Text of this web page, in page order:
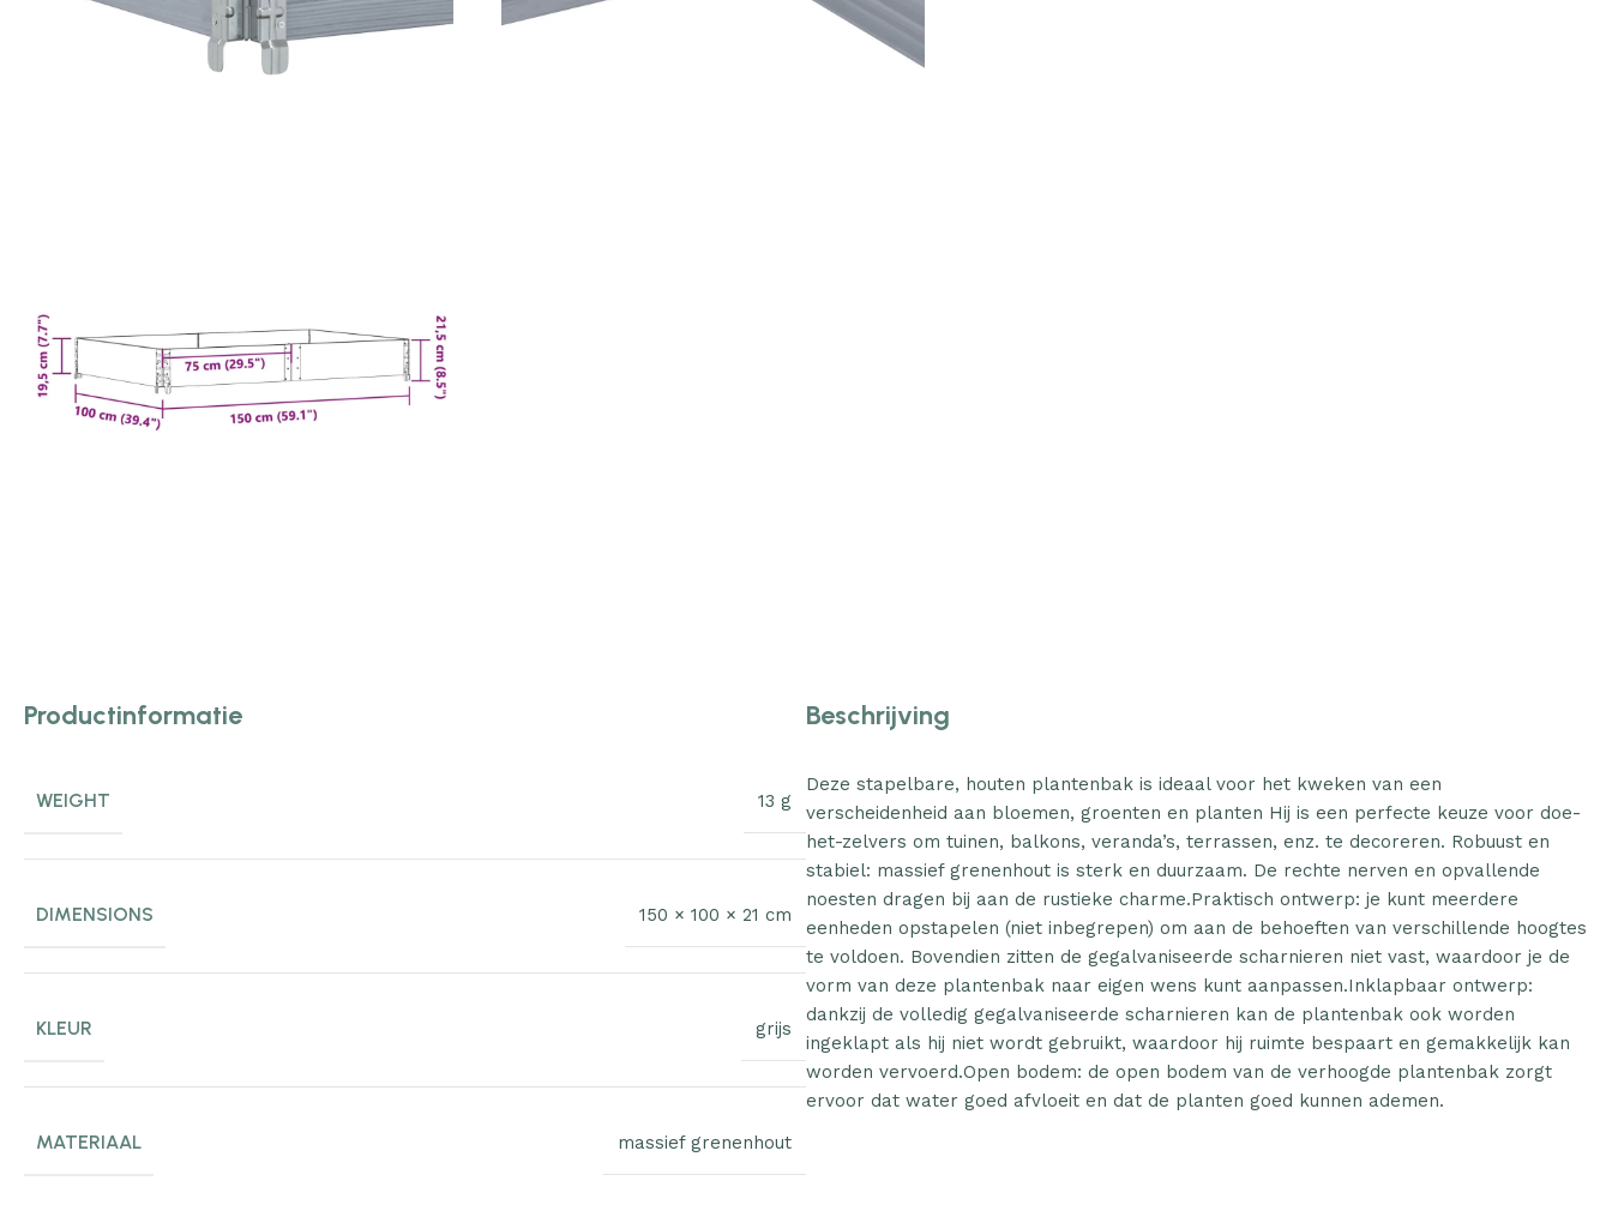
Productinformatie
WEIGHT 13 g
DIMENSIONS 150 × 100 × 21 cm
KLEUR grijs
MATERIAAL massief grenenhout
Beschrijving
Deze stapelbare, houten plantenbak is ideaal voor het kweken van een
verscheidenheid aan bloemen, groenten en planten Hij is een perfecte keuze voor doe-
het-zelvers om tuinen, balkons, veranda’s, terrassen, enz. te decoreren. Robuust en
stabiel: massief grenenhout is sterk en duurzaam. De rechte nerven en opvallende
noesten dragen bij aan de rustieke charme.Praktisch ontwerp: je kunt meerdere
eenheden opstapelen (niet inbegrepen) om aan de behoeften van verschillende hoogtes
te voldoen. Bovendien zitten de gegalvaniseerde scharnieren niet vast, waardoor je de
vorm van deze plantenbak naar eigen wens kunt aanpassen.Inklapbaar ontwerp:
dankzij de volledig gegalvaniseerde scharnieren kan de plantenbak ook worden
ingeklapt als hij niet wordt gebruikt, waardoor hij ruimte bespaart en gemakkelijk kan
worden vervoerd.Open bodem: de open bodem van de verhoogde plantenbak zorgt
ervoor dat water goed afvloeit en dat de planten goed kunnen ademen.